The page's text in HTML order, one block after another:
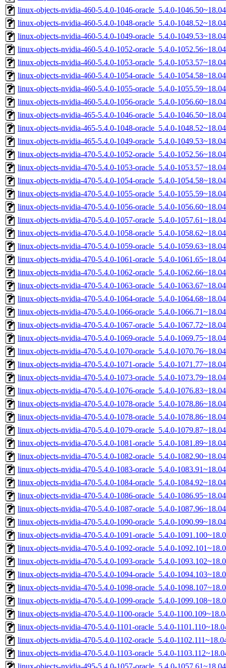
linux-objects-nvidia-460-5.4.0-1046-oracle_5.4.0-
linux-objects-nvidia-460-5.4.0-1048-oracle_5.4.0-
linux-objects-nvidia-460-5.4.0-1049-oracle_5.4.0-
linux-objects-nvidia-460-5.4.0-1052-oracle_5.4.0-
linux-objects-nvidia-460-5.4.0-1053-oracle_5.4.0-
linux-objects-nvidia-460-5.4.0-1054-oracle_5.4.0-
linux-objects-nvidia-460-5.4.0-1055-oracle_5.4.0-
linux-objects-nvidia-460-5.4.0-1056-oracle_5.4.0-
linux-objects-nvidia-465-5.4.0-1046-oracle_5.4.0-
linux-objects-nvidia-465-5.4.0-1048-oracle_5.4.0-
linux-objects-nvidia-465-5.4.0-1049-oracle_5.4.0-
linux-objects-nvidia-470-5.4.0-1052-oracle_5.4.0-
linux-objects-nvidia-470-5.4.0-1053-oracle_5.4.0-
linux-objects-nvidia-470-5.4.0-1054-oracle_5.4.0-
linux-objects-nvidia-470-5.4.0-1055-oracle_5.4.0-
linux-objects-nvidia-470-5.4.0-1056-oracle_5.4.0-
linux-objects-nvidia-470-5.4.0-1057-oracle_5.4.0-
linux-objects-nvidia-470-5.4.0-1058-oracle_5.4.0-
linux-objects-nvidia-470-5.4.0-1059-oracle_5.4.0-
linux-objects-nvidia-470-5.4.0-1061-oracle_5.4.0-
linux-objects-nvidia-470-5.4.0-1062-oracle_5.4.0-
linux-objects-nvidia-470-5.4.0-1063-oracle_5.4.0-
linux-objects-nvidia-470-5.4.0-1064-oracle_5.4.0-
linux-objects-nvidia-470-5.4.0-1066-oracle_5.4.0-
linux-objects-nvidia-470-5.4.0-1067-oracle_5.4.0-
linux-objects-nvidia-470-5.4.0-1069-oracle_5.4.0-
linux-objects-nvidia-470-5.4.0-1070-oracle_5.4.0-
linux-objects-nvidia-470-5.4.0-1071-oracle_5.4.0-
linux-objects-nvidia-470-5.4.0-1073-oracle_5.4.0-
linux-objects-nvidia-470-5.4.0-1076-oracle_5.4.0-
linux-objects-nvidia-470-5.4.0-1078-oracle_5.4.0-
linux-objects-nvidia-470-5.4.0-1078-oracle_5.4.0-
linux-objects-nvidia-470-5.4.0-1079-oracle_5.4.0-
linux-objects-nvidia-470-5.4.0-1081-oracle_5.4.0-
linux-objects-nvidia-470-5.4.0-1082-oracle_5.4.0-
linux-objects-nvidia-470-5.4.0-1083-oracle_5.4.0-
linux-objects-nvidia-470-5.4.0-1084-oracle_5.4.0-
linux-objects-nvidia-470-5.4.0-1086-oracle_5.4.0-
linux-objects-nvidia-470-5.4.0-1087-oracle_5.4.0-
linux-objects-nvidia-470-5.4.0-1090-oracle_5.4.0-
linux-objects-nvidia-470-5.4.0-1091-oracle_5.4.0-
linux-objects-nvidia-470-5.4.0-1092-oracle_5.4.0-
linux-objects-nvidia-470-5.4.0-1093-oracle_5.4.0-
linux-objects-nvidia-470-5.4.0-1094-oracle_5.4.0-
linux-objects-nvidia-470-5.4.0-1098-oracle_5.4.0-
linux-objects-nvidia-470-5.4.0-1099-oracle_5.4.0-
linux-objects-nvidia-470-5.4.0-1100-oracle_5.4.0-
linux-objects-nvidia-470-5.4.0-1101-oracle_5.4.0-
linux-objects-nvidia-470-5.4.0-1102-oracle_5.4.0-
linux-objects-nvidia-470-5.4.0-1103-oracle_5.4.0-